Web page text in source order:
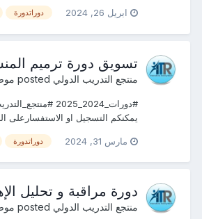
ابريل 26, 2024 دوراتدورة
تسويق دورة ترميم
منتجع التدريب الدولي
يمكنكم التسجيل او الاستفسارعلى
مارس 31, 2024 دوراتدورة
دورة مراقبة و تحليل
منتجع التدريب الدولي